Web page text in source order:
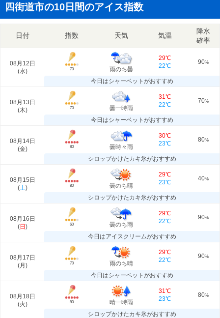
四街道市の10日間のアイス指数
日付 指数 天気 気温
降水
確率
08月12日
(水) 70 雨のち曇
29℃
22℃
90%
今日はシャーベットがおすすめ
08月13日
(木) 70 曇一時雨
31℃
22℃
70%
今日はシャーベットがおすすめ
08月14日
(金) 80 曇時々雨
30℃
23℃
80%
シロップかけたカキ氷がおすすめ
08月15日
(土) 80 曇のち晴
29℃
23℃
40%
シロップかけたカキ氷がおすすめ
08月16日
(日 ) 60 曇のち雨
29℃
22℃
90%
今日はアイスクリームがおすすめ
08月17日
(月 ) 70 雨のち晴
29℃
22℃
90%
今日はシャーベットがおすすめ
08月18日
(火) 80 晴一時雨
31℃
23℃
80%
シロップかけたカキ氷がおすすめ